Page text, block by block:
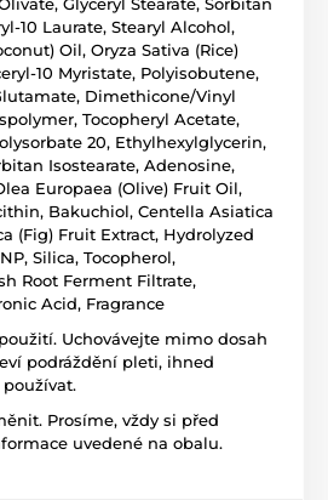
10 Laurate, Stearyl Alcohol,
Oil, Oryza Sativa (Rice)
10 Myristate, Polyisobutene,
Dimethicone/Vinyl
Tocopheryl Acetate,
20, Ethylhexylglycerin,
Isostearate, Adenosine,
Europaea (Olive) Fruit Oil,
Bakuchiol, Centella Asiatica
(Fig) Fruit Extract, Hydrolyzed
Silica, Tocopherol,
Root Ferment Filtrate,
Acid, Fragrance
Uchovávejte mimo dosah
podráždění pleti, ihned
Prosíme, vždy si před
uvedené na obalu.